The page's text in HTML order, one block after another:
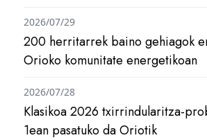
200 herritarrek baino gehiagok
Orioko komunitate energetikoan
2026/07/29
Klasikoa 2026 txirrindularitza-
1ean pasatuko da Oriotik
2026/07/28